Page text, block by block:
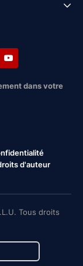
dans votre
d'auteur
Tous droits